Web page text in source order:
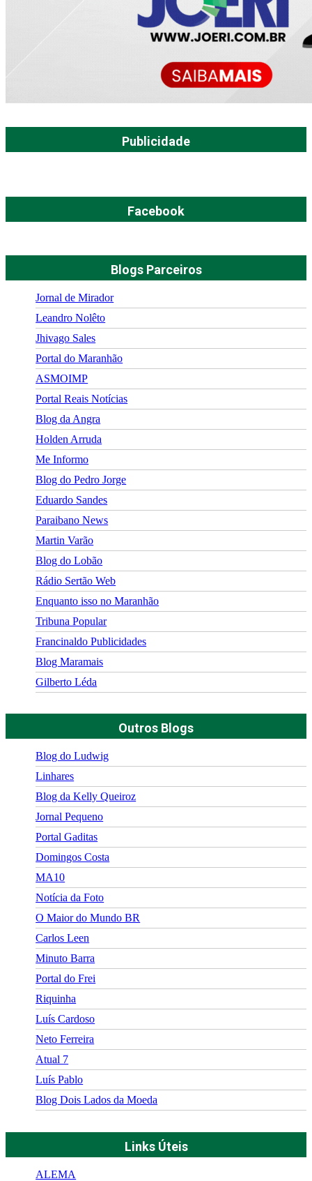
Publicidade
Facebook
Blogs Parceiros
Jornal de Mirador
Leandro Nolêto
Jhivago Sales
Portal do Maranhão
ASMOIMP
Portal Reais Notí­cias
Blog da Angra
Holden Arruda
Me Informo
Blog do Pedro Jorge
Eduardo Sandes
Paraibano News
Martin Varão
Blog do Lobão
Rádio Sertão Web
Enquanto isso no Maranhão
Tribuna Popular
Francinaldo Publicidades
Blog Maramais
Gilberto Léda
Outros Blogs
Blog do Ludwig
Linhares
Blog da Kelly Queiroz
Jornal Pequeno
Portal Gaditas
Domingos Costa
MA10
Notícia da Foto
O Maior do Mundo BR
Carlos Leen
Minuto Barra
Portal do Frei
Riquinha
Luís Cardoso
Neto Ferreira
Atual 7
Luís Pablo
Blog Dois Lados da Moeda
Links Úteis
ALEMA